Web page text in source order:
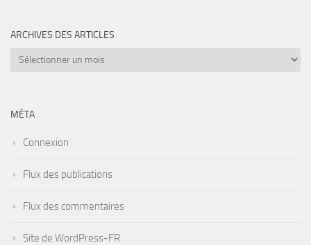
ARCHIVES DES ARTICLES
Archives
MÉTA
Connexion
Flux des publications
Flux des commentaires
Site de WordPress-FR